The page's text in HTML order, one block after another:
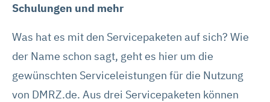
Schulungen und mehr
Was hat es mit den Servicepaketen auf sich? Wie
der Name schon sagt, geht es hier um die
gewünschten Serviceleistungen für die Nutzung
von DMRZ.de. Aus drei Servicepaketen können